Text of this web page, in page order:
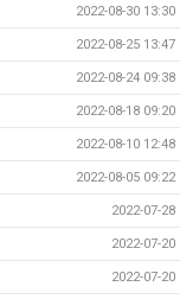
2022-08-30 13:30
2022-08-25 13:47
2022-08-24 09:38
2022-08-18 09:20
2022-08-10 12:48
2022-08-05 09:22
2022-07-28
2022-07-20
2022-07-20